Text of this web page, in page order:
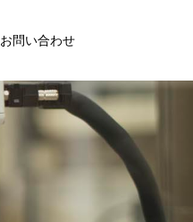
お問い合わせ